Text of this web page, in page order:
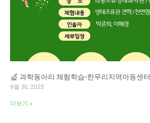
과학동아리 체험학습-한무리지역아동센터
9월 30, 2025
더보기 »